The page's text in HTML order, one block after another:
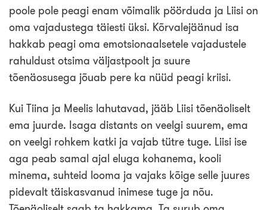
poole pole peagi enam võimalik pöörduda ja Liisi on
oma vajadustega täiesti üksi. Kõrvalejäänud isa
hakkab peagi oma emotsionaalsetele vajadustele
rahuldust otsima väljastpoolt ja suure
tõenäosusega jõuab pere ka nüüd peagi kriisi.
Kui Tiina ja Meelis lahutavad, jääb Liisi tõenäoliselt
ema juurde. Isaga distants on veelgi suurem, ema
on veelgi rohkem katki ja vajab tütre tuge. Liisi ise
aga peab samal ajal eluga kohanema, kooli
minema, suhteid looma ja vajaks kõige selle juures
pidevalt täiskasvanud inimese tuge ja nõu.